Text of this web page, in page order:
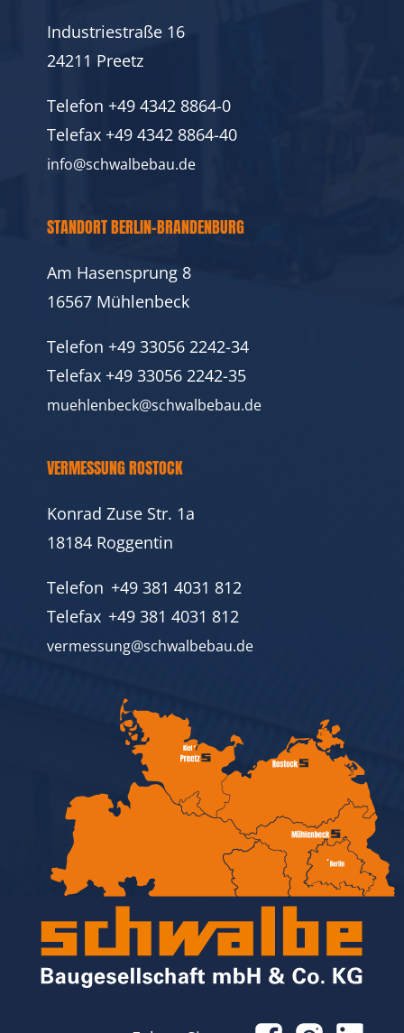
Industriestraße 16
24211 Preetz
Telefon +49 4342 8864-0
Telefax +49 4342 8864-40
info@schwalbebau.de
STANDORT BERLIN-BRANDENBURG
Am Hasensprung 8
16567 Mühlenbeck
Telefon +49 33056 2242-34
Telefax +49 33056 2242-35
muehlenbeck@schwalbebau.de
VERMESSUNG ROSTOCK
Konrad Zuse Str. 1a
18184 Roggentin
Telefon +49 381 4031 812
Telefax +49 381 4031 812
vermessung@schwalbebau.de